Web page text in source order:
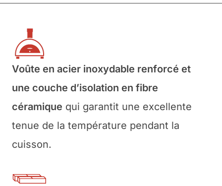
Voûte en acier inoxydable renforcé et
une couche d’isolation en fibre
céramique qui garantit une excellente
tenue de la température pendant la
cuisson.